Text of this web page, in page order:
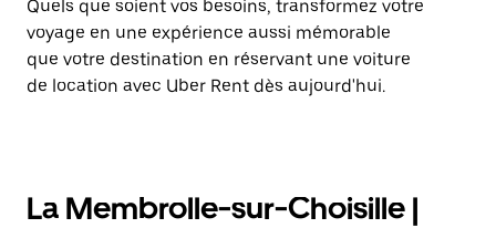
Quels que soient vos besoins, transformez votre
voyage en une expérience aussi mémorable
que votre destination en réservant une voiture
de location avec Uber Rent dès aujourd'hui.
La Membrolle-sur-Choisille |